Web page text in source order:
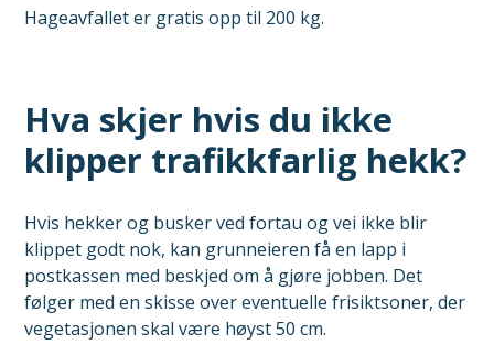
Hageavfallet er gratis opp til 200 kg.
Hva skjer hvis du ikke
klipper trafikkfarlig hekk?
Hvis hekker og busker ved fortau og vei ikke blir
klippet godt nok, kan grunneieren få en lapp i
postkassen med beskjed om å gjøre jobben. Det
følger med en skisse over eventuelle frisiktsoner, der
vegetasjonen skal være høyst 50 cm.